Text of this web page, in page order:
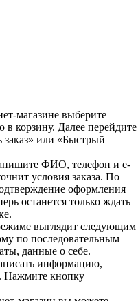
магазине выберите
в корзину. Далее перейдите
или «Быстрый
ФИО, телефон и e-
условия заказа. По
оформления
останется только ждать
выглядит следующим
по последовательным
данные о себе.
информацию,
Нажмите кнопку